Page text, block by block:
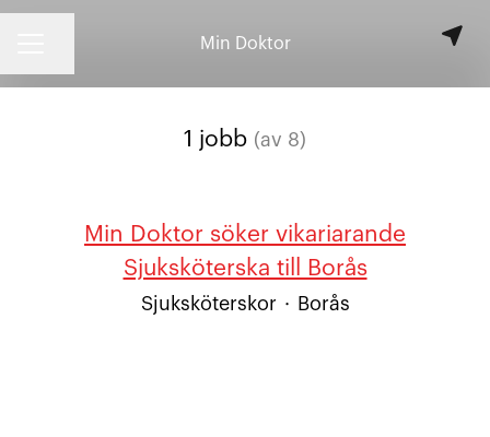
Min Doktor
1 jobb (av 8)
Min Doktor söker vikariarande
Sjuksköterska till Borås
Sjuksköterskor · Borås